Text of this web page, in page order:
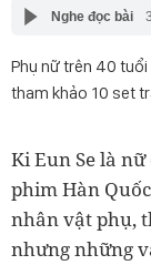
Nghe đọc bài
Phụ nữ trên 40
tham khảo 10 set
Ki Eun Se là
phim Hàn
nhân vật phụ,
nhưng những